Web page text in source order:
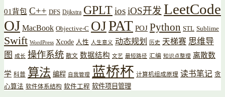
01背包 C++ DFS Dijkstra GPLTiosiOS开发 LeetCode
OJ MacBook Objective-C OJPAT POJ Python STL Sublime
Swift WordPress Xcode 人性 人生意义 动态规划 历史 天梯赛 思维导
图
成长 操作系统 散文 数据结构 文艺 最短路径 汇编 知识点整理 离散数
学 科普 算法 编程 自我管理 蓝桥杯 计算机组成原理 读书笔记 贪
心算法 软件体系结构 软件工程 软件项目管理